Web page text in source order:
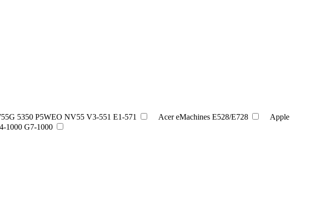
5350 P5WEO NV55 V3-551 E1-571 Acer eMachines E528/E728
Apple
1000 G7-1000